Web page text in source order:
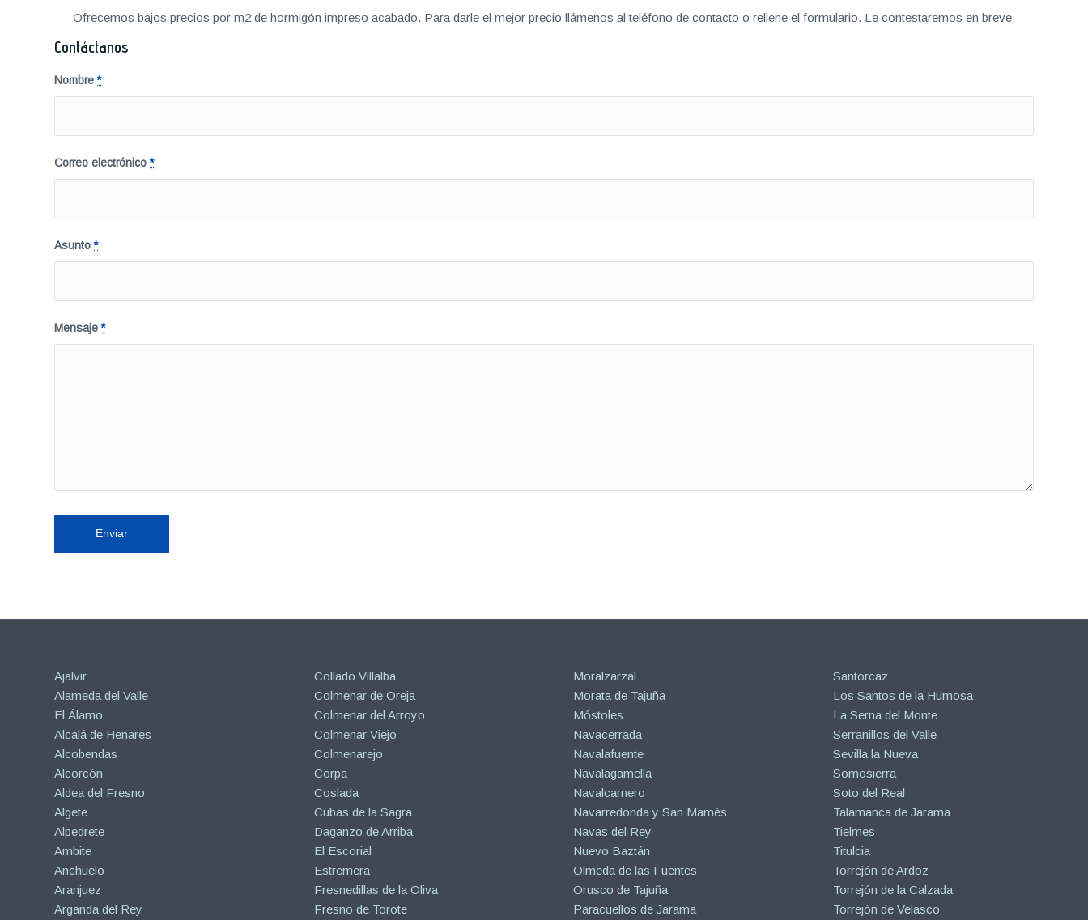
Ofrecemos bajos precios por m2 de hormigón impreso acabado. Para darle el mejor precio llámenos al teléfono de contacto o rellene el formulario. Le contestaremos en breve.
Contáctanos
Nombre*
Correo electrónico*
Asunto*
Mensaje*
Ajalvir
Alameda del Valle
El Álamo
Alcalá de Henares
Alcobendas
Alcorcón
Aldea del Fresno
Algete
Alpedrete
Ambite
Anchuelo
Aranjuez
Arganda del Rey
Collado Villalba
Colmenar de Oreja
Colmenar del Arroyo
Colmenar Viejo
Colmenarejo
Corpa
Coslada
Cubas de la Sagra
Daganzo de Arriba
El Escorial
Estremera
Fresnedillas de la Oliva
Fresno de Torote
Moralzarzal
Morata de Tajuña
Móstoles
Navacerrada
Navalafuente
Navalagamella
Navalcarnero
Navarredonda y San Mamés
Navas del Rey
Nuevo Baztán
Olmeda de las Fuentes
Orusco de Tajuña
Paracuellos de Jarama
Santorcaz
Los Santos de la Humosa
La Serna del Monte
Serranillos del Valle
Sevilla la Nueva
Somosierra
Soto del Real
Talamanca de Jarama
Tielmes
Titulcia
Torrejón de Ardoz
Torrejón de la Calzada
Torrejón de Velasco